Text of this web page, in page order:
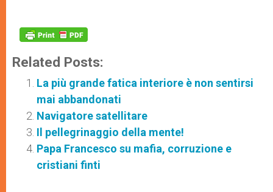
Related Posts:
La più grande fatica interiore è non sentirsi
mai abbandonati
Navigatore satellitare
Il pellegrinaggio della mente!
Papa Francesco su mafia, corruzione e
cristiani finti